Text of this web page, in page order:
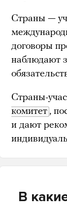
Страны —
договоры
наблюдают
Страны-
комитет ,
и дают
В